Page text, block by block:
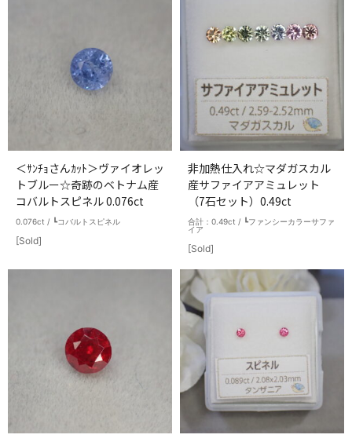
＜ｻﾝﾁｮさんｶｯﾄ＞ヴァイオレッ
トブルー☆奇跡のベトナム産
コバルトスピネル 0.076ct
0.076ct / ┗コバルトスピネル
[Sold]
非加熱仕入れ☆マダガスカル
産サファイアアミュレット
（7石セット）0.49ct
合計：0.49ct / ┗ファンシーカラーサファ
イア
[Sold]